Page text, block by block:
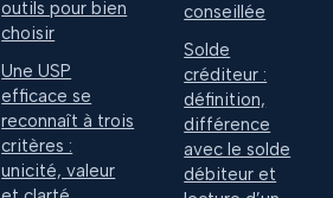
outils pour bien
choisir
Une USP
efficace se
reconnaît à trois
critères :
unicité, valeur
conseillée
Solde
créditeur :
définition,
différence
avec le solde
débiteur et